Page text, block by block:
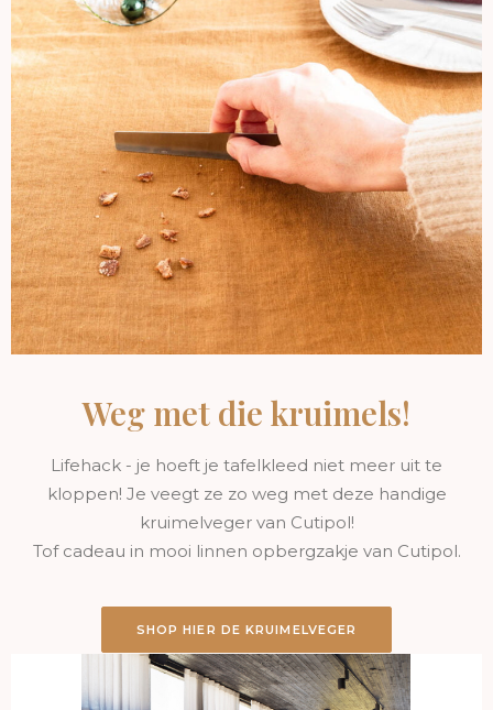
Weg met die kruimels!
Lifehack - je hoeft je tafelkleed niet meer uit te
kloppen! Je veegt ze zo weg met deze handige
kruimelveger van Cutipol!
Tof cadeau in mooi linnen opbergzakje van Cutipol.
SHOP HIER DE KRUIMELVEGER